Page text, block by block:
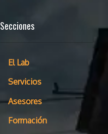
Secciones
El Lab
Servicios
Asesores
Formación